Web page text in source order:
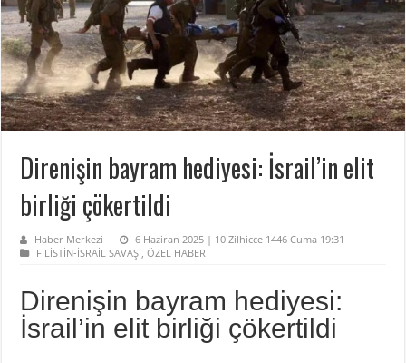
Direnişin bayram hediyesi: İsrail’in elit
birliği çökertildi
Haber Merkezi
6 Haziran 2025 | 10 Zilhicce 1446 Cuma 19:31
FİLİSTİN-İSRAİL SAVAŞI,ÖZEL HABER
Direnişin bayram hediyesi:
İsrail’in elit birliği çökertildi